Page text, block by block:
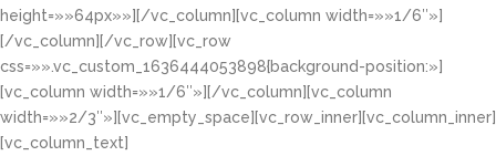
height=»»64px»»][/vc_column][vc_column width=»»1/6″»]
[/vc_column][/vc_row][vc_row
css=»».vc_custom_1636444053898{background-position:»]
[vc_column width=»»1/6″»][/vc_column][vc_column
width=»»2/3″»][vc_empty_space][vc_row_inner][vc_column_inner]
[vc_column_text]